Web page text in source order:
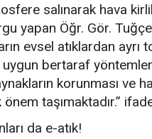
salınarak hava
yapan Öğr. Gör.
evsel atıklardan ayrı
bertaraf
korunması ve
önem taşımaktadır.”
da e-atık!